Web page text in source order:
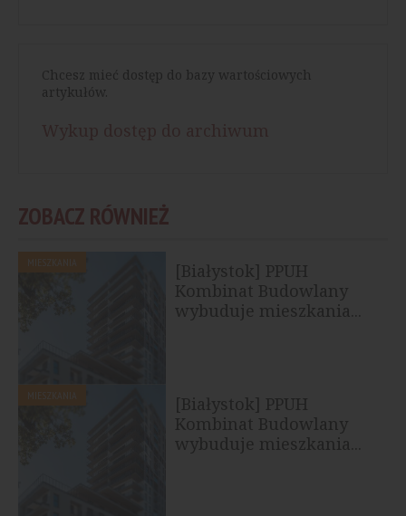
Chcesz mieć dostęp do bazy wartościowych
artykułów.
ZOBACZ RÓWNIEŻ
[Białystok] PPUH
Kombinat Budowlany
wybuduje mieszkania...
[Białystok] PPUH
Kombinat Budowlany
wybuduje mieszkania...